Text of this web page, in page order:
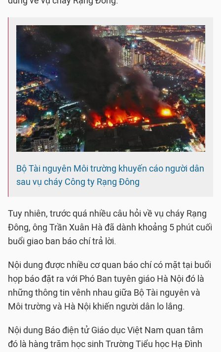
Bộ Tài nguyên Môi trường khuyến cáo người dân
sau vụ cháy Công ty Rạng Đông
Tuy nhiên, trước quá nhiều câu hỏi về vụ cháy Rạng
Đông, ông Trần Xuân Hà đã dành khoảng 5 phút cuối
buổi giao ban báo chí trả lời.
Nội dung được nhiều cơ quan báo chí có mặt tại buổi
họp báo đặt ra với Phó Ban tuyên giáo Hà Nội đó là
những thông tin vênh nhau giữa Bộ Tài nguyên và
Môi trường và Hà Nội khiến người dân lo lắng.
Nội dung Báo điện tử Giáo dục Việt Nam quan tâm
đó là hàng trăm học sinh Trường Tiểu học Hạ Đình